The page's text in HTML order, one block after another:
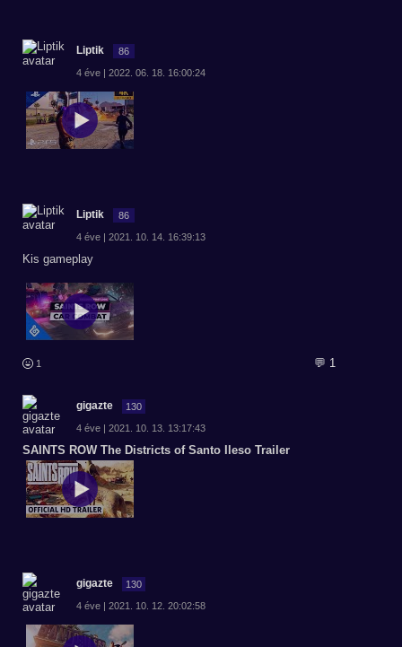
Liptik 86
4 éve | 2022. 06. 18. 16:00:24
Liptik 86
4 éve | 2021. 10. 14. 16:39:13
Kis gameplay
1 💬 1
gigazte 130
4 éve | 2021. 10. 13. 13:17:43
SAINTS ROW The Districts of Santo Ileso Trailer
gigazte 130
4 éve | 2021. 10. 12. 20:02:58